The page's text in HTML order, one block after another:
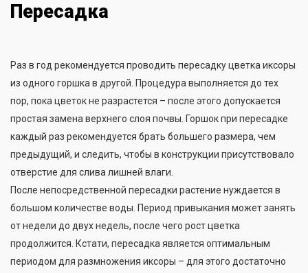
Пересадка
Раз в год рекомендуется проводить пересадку цветка иксоры
из одного горшка в другой. Процедура выполняется до тех
пор, пока цветок не разрастется – после этого допускается
простая замена верхнего слоя почвы. Горшок при пересадке
каждый раз рекомендуется брать большего размера, чем
предыдущий, и следить, чтобы в конструкции присутствовало
отверстие для слива лишней влаги.
После непосредственной пересадки растение нуждается в
большом количестве воды. Период привыкания может занять
от недели до двух недель, после чего рост цветка
продолжится. Кстати, пересадка является оптимальным
периодом для размножения иксоры – для этого достаточно